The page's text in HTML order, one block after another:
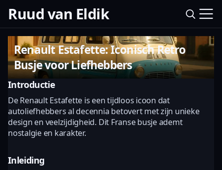
Ruud van Eldik
Renault Estafette: Iconisch Retro
Busje voor Liefhebbers
Introductie
De Renault Estafette is een tijdloos icoon dat
autoliefhebbers al decennia betovert met zijn unieke
design en veelzijdigheid. Dit Franse busje ademt
nostalgie en karakter.
Inleiding